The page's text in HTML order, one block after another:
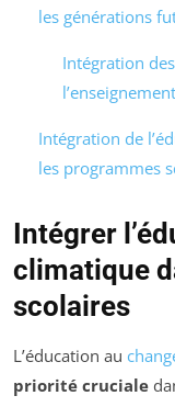
les générations
Intégration
l’enseignement
Intégration de
les programmes
Intégrer
climatique
scolaires
L’éducation au
priorité cruciale